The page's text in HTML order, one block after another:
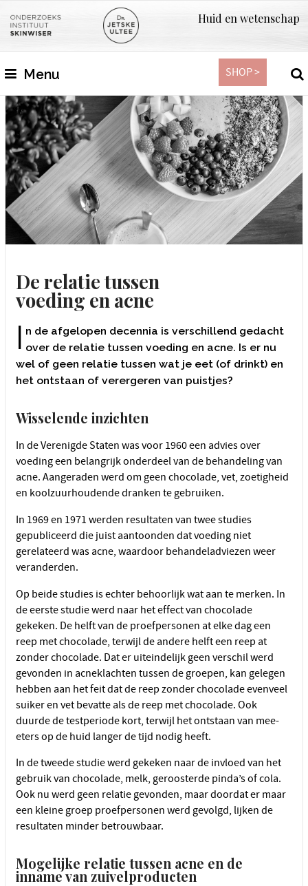
Huid en wetenschap
Menu SHOP >
De relatie tussen
voeding en acne
I n de afgelopen decennia is verschillend gedacht
over de relatie tussen voeding en acne. Is er nu
wel of geen relatie tussen wat je eet (of drinkt) en
het ontstaan of verergeren van puistjes?
Wisselende inzichten
In de Verenigde Staten was voor 1960 een advies over
voeding een belangrijk onderdeel van de behandeling van
acne. Aangeraden werd om geen chocolade, vet, zoetigheid
en koolzuurhoudende dranken te gebruiken.
In 1969 en 1971 werden resultaten van twee studies
gepubliceerd die juist aantoonden dat voeding niet
gerelateerd was acne, waardoor behandeladviezen weer
veranderden.
Op beide studies is echter behoorlijk wat aan te merken. In
de eerste studie werd naar het effect van chocolade
gekeken. De helft van de proefpersonen at elke dag een
reep met chocolade, terwijl de andere helft een reep at
zonder chocolade. Dat er uiteindelijk geen verschil werd
gevonden in acneklachten tussen de groepen, kan gelegen
hebben aan het feit dat de reep zonder chocolade evenveel
suiker en vet bevatte als de reep met chocolade. Ook
duurde de testperiode kort, terwijl het ontstaan van mee-
eters op de huid langer de tijd nodig heeft.
In de tweede studie werd gekeken naar de invloed van het
gebruik van chocolade, melk, geroosterde pinda’s of cola.
Ook nu werd geen relatie gevonden, maar doordat er maar
een kleine groep proefpersonen werd gevolgd, lijken de
resultaten minder betrouwbaar.
Mogelijke relatie tussen acne en de
inname van zuivelproducten